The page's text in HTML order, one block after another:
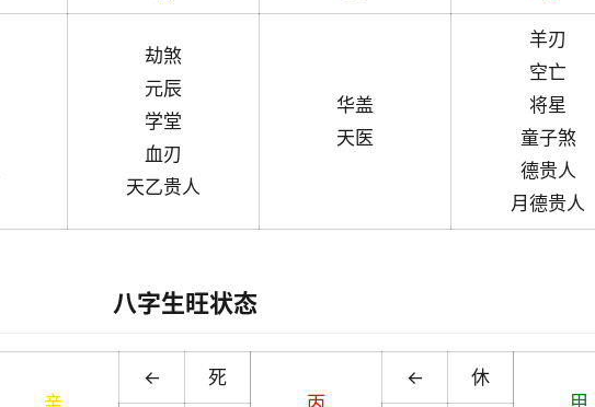
劫煞
元辰
学堂
血刃
天乙贵人
华盖
天医
羊刃
空亡
将星
童子煞
德贵人
月德贵人
八字生旺状态
辛
←
死
丙
←
休
甲